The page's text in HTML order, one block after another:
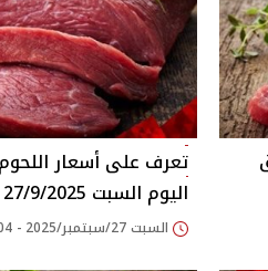
اليوم السبت 27/9/2025
السبت 27/سبتمبر/2025 - 03:04 م